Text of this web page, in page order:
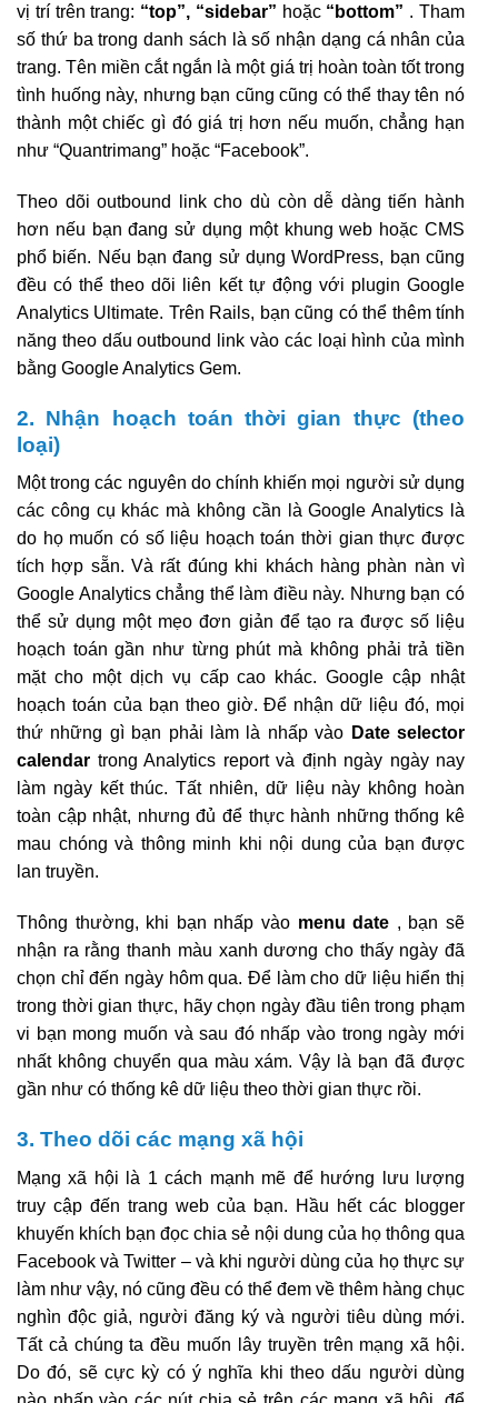
vị trí trên trang: “top”, “sidebar” hoặc “bottom” . Tham
số thứ ba trong danh sách là số nhận dạng cá nhân của
trang. Tên miền cắt ngắn là một giá trị hoàn toàn tốt trong
tình huống này, nhưng bạn cũng cũng có thể thay tên nó
thành một chiếc gì đó giá trị hơn nếu muốn, chẳng hạn
như “Quantrimang” hoặc “Facebook”.
Theo dõi outbound link cho dù còn dễ dàng tiến hành
hơn nếu bạn đang sử dụng một khung web hoặc CMS
phổ biến. Nếu bạn đang sử dụng WordPress, bạn cũng
đều có thể theo dõi liên kết tự động với plugin Google
Analytics Ultimate. Trên Rails, bạn cũng có thể thêm tính
năng theo dấu outbound link vào các loại hình của mình
bằng Google Analytics Gem.
2. Nhận hoạch toán thời gian thực (theo
loại)
Một trong các nguyên do chính khiến mọi người sử dụng
các công cụ khác mà không cần là Google Analytics là
do họ muốn có số liệu hoạch toán thời gian thực được
tích hợp sẵn. Và rất đúng khi khách hàng phàn nàn vì
Google Analytics chẳng thể làm điều này. Nhưng bạn có
thể sử dụng một mẹo đơn giản để tạo ra được số liệu
hoạch toán gần như từng phút mà không phải trả tiền
mặt cho một dịch vụ cấp cao khác. Google cập nhật
hoạch toán của bạn theo giờ. Để nhận dữ liệu đó, mọi
thứ những gì bạn phải làm là nhấp vào Date selector
calendar trong Analytics report và định ngày ngày nay
làm ngày kết thúc. Tất nhiên, dữ liệu này không hoàn
toàn cập nhật, nhưng đủ để thực hành những thống kê
mau chóng và thông minh khi nội dung của bạn được
lan truyền.
Thông thường, khi bạn nhấp vào menu date , bạn sẽ
nhận ra rằng thanh màu xanh dương cho thấy ngày đã
chọn chỉ đến ngày hôm qua. Để làm cho dữ liệu hiển thị
trong thời gian thực, hãy chọn ngày đầu tiên trong phạm
vi bạn mong muốn và sau đó nhấp vào trong ngày mới
nhất không chuyển qua màu xám. Vậy là bạn đã được
gần như có thống kê dữ liệu theo thời gian thực rồi.
3. Theo dõi các mạng xã hội
Mạng xã hội là 1 cách mạnh mẽ để hướng lưu lượng
truy cập đến trang web của bạn. Hầu hết các blogger
khuyến khích bạn đọc chia sẻ nội dung của họ thông qua
Facebook và Twitter – và khi người dùng của họ thực sự
làm như vậy, nó cũng đều có thể đem về thêm hàng chục
nghìn độc giả, người đăng ký và người tiêu dùng mới.
Tất cả chúng ta đều muốn lây truyền trên mạng xã hội.
Do đó, sẽ cực kỳ có ý nghĩa khi theo dấu người dùng